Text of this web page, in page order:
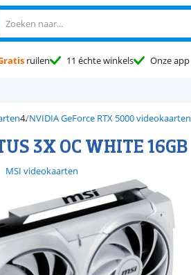
ruilen 11 échte winkels Onze app
NVIDIA GeForce RTX 5000 videokaarten
3X OC WHITE 16GB
MSI videokaarten